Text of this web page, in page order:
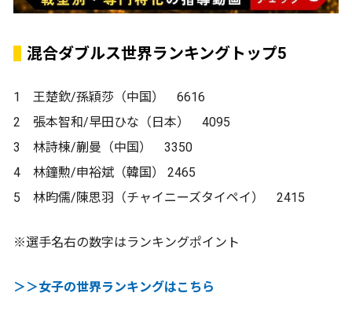
混合ダブルス世界ランキングトップ5
1 王楚欽/孫穎莎（中国） 6616
2 張本智和/早田ひな（日本） 4095
3 林詩棟/蒯曼（中国） 3350
4 林鐘勲/申裕斌（韓国） 2465
5 林昀儒/陳思羽（チャイニーズタイペイ） 2415
※選手名右の数字はランキングポイント
＞＞女子の世界ランキングはこちら